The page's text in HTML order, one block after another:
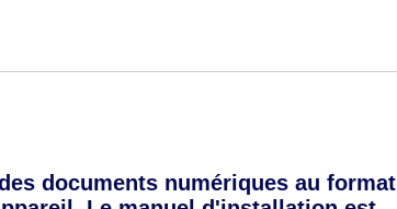
documents numériques au format